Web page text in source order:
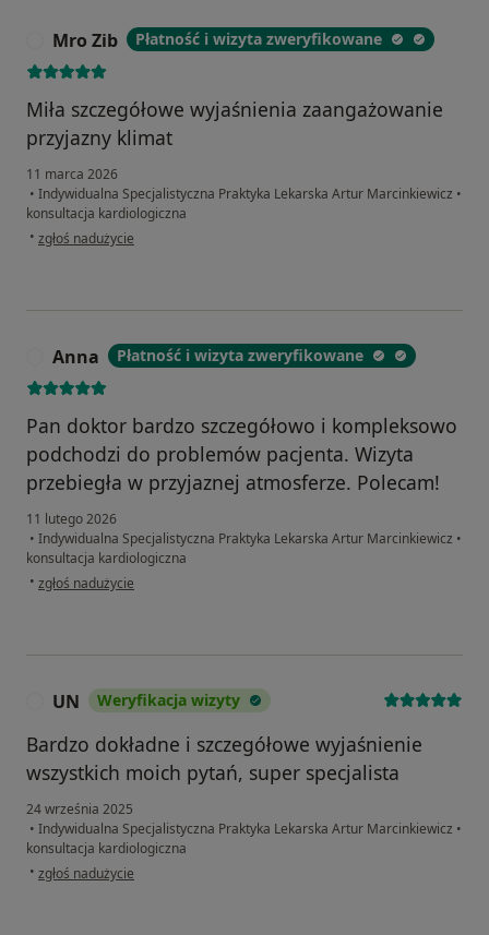
Mro Zib Płatność i wizyta zweryfikowane
Miła szczegółowe wyjaśnienia zaangażowanie
przyjazny klimat
11 marca 2026
• Indywidualna Specjalistyczna Praktyka Lekarska Artur Marcinkiewicz •
konsultacja kardiologiczna
• w opinii użytkownika Mro Zib
zgłoś nadużycie
Anna Płatność i wizyta zweryfikowane
Pan doktor bardzo szczegółowo i kompleksowo
podchodzi do problemów pacjenta. Wizyta
przebiegła w przyjaznej atmosferze. Polecam!
11 lutego 2026
• Indywidualna Specjalistyczna Praktyka Lekarska Artur Marcinkiewicz •
konsultacja kardiologiczna
• w opinii użytkownika Anna
zgłoś nadużycie
UN Weryfikacja wizyty
Bardzo dokładne i szczegółowe wyjaśnienie
wszystkich moich pytań, super specjalista
24 września 2025
• Indywidualna Specjalistyczna Praktyka Lekarska Artur Marcinkiewicz •
konsultacja kardiologiczna
• w opinii użytkownika UN
zgłoś nadużycie